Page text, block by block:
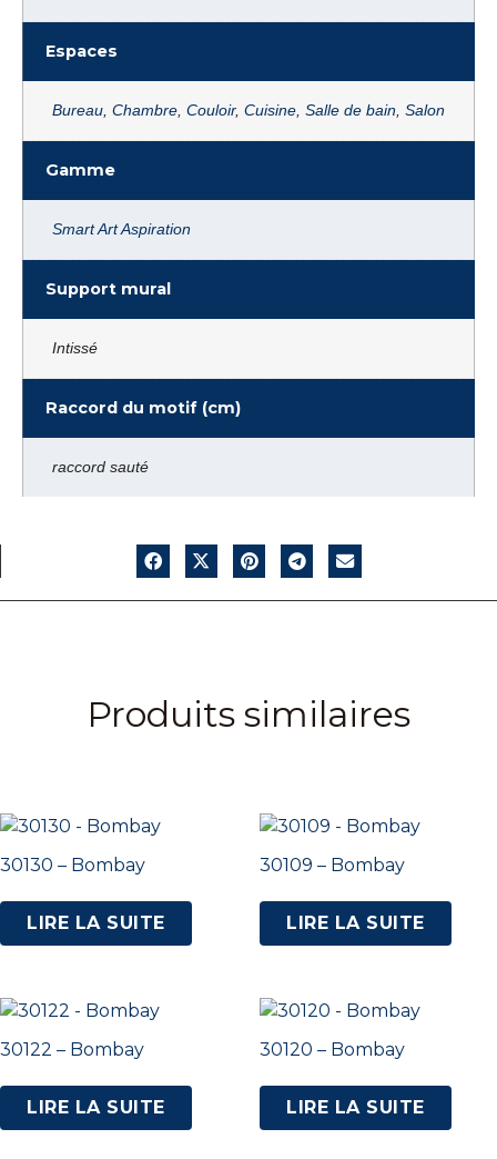
Espaces
Bureau Chambre Couloir, Cuisine Salle de bain Salon
Gamme
Smart Art Aspiration
Support mural
Intissé
Raccord du motif (cm)
raccord sauté
Produits similaires
30130 – Bombay
LIRE LA SUITE
30109 – Bombay
LIRE LA SUITE
30122 – Bombay
LIRE LA SUITE
30120 – Bombay
LIRE LA SUITE